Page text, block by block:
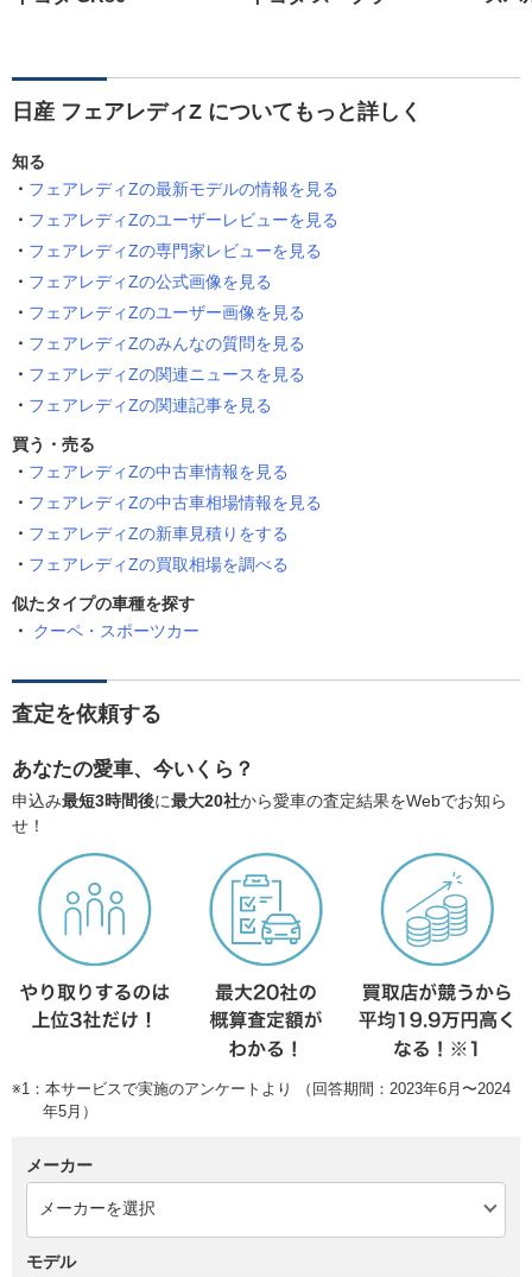
日産 フェアレディZ についてもっと詳しく
知る
フェアレディZの最新モデルの情報を見る
フェアレディZのユーザーレビューを見る
フェアレディZの専門家レビューを見る
フェアレディZの公式画像を見る
フェアレディZのユーザー画像を見る
フェアレディZのみんなの質問を見る
フェアレディZの関連ニュースを見る
フェアレディZの関連記事を見る
買う・売る
フェアレディZの中古車情報を見る
フェアレディZの中古車相場情報を見る
フェアレディZの新車見積りをする
フェアレディZの買取相場を調べる
似たタイプの車種を探す
クーペ・スポーツカー
査定を依頼する
あなたの愛車、今いくら？
申込み最短3時間後に最大20社から愛車の査定結果をWebでお知ら
せ！
※1：本サービスで実施のアンケートより （回答期間：2023年6月〜2024
年5月）
メーカー
モデル